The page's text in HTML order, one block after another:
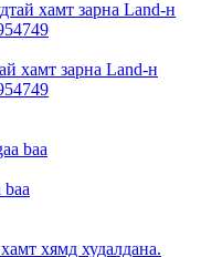
хамт зарна Land-н